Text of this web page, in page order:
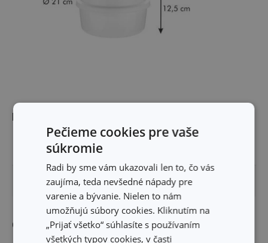
Rozmery
VÝŠKA PRODUKTU (CM)
PRIEMER (CM)
Ostatné parametre
Pečieme cookies pre vaše
súkromie
Radi by sme vám ukazovali len to, čo vás
zaujíma, teda nevšedné nápady pre
varenie a bývanie. Nielen to nám
umožňujú súbory cookies. Kliknutím na
„Prijať všetko“ súhlasíte s používaním
všetkých typov cookies, v časti